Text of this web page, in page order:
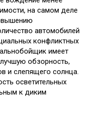
на самом деле
автомобилей
конфликтных
имеет
обзорность,
и слепящего солнца.
осветительных
к диким